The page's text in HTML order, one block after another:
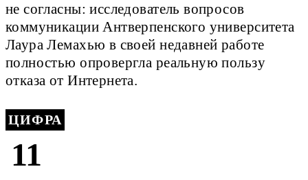
не согласны: исследователь вопросов
коммуникации Антверпенского университета
Лаура Лемахью в своей недавней работе
полностью опровергла реальную пользу
отказа от Интернета.
ЦИФРА
11